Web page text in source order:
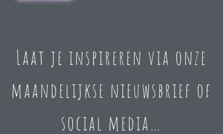
Laat je inspireren via onze
maandelijkse nieuwsbrief of
social media…